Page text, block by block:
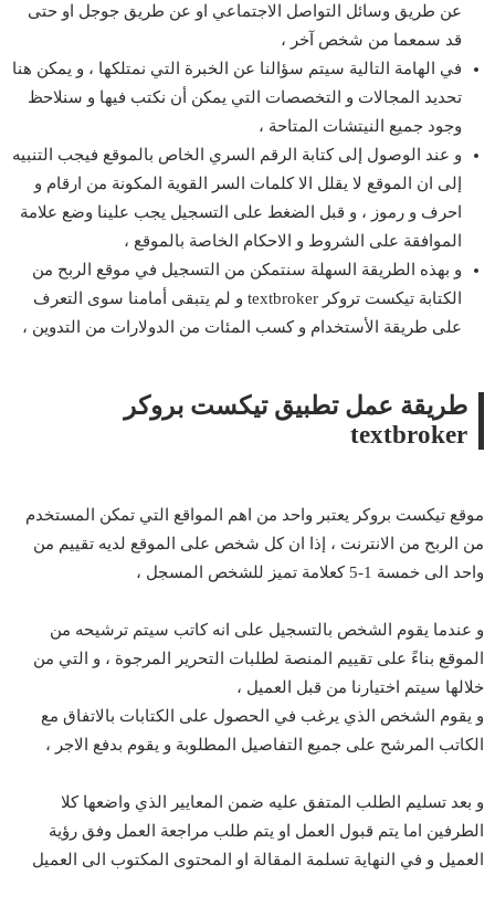
عن طريق وسائل التواصل الاجتماعي او عن طريق جوجل او حتى
قد سمعما من شخص آخر ،
في الهامة التالية سيتم سؤالنا عن الخبرة التي نمتلكها ، و يمكن هنا
تحديد المجالات و التخصصات التي يمكن أن نكتب فيها و سنلاحظ
وجود جميع النيتشات المتاحة ،
و عند الوصول إلى كتابة الرقم السري الخاص بالموقع فيجب التنبيه
إلى ان الموقع لا يقلل الا كلمات السر القوية المكونة من ارقام و
احرف و رموز ، و قبل الضغط على التسجيل يجب علينا وضع علامة
الموافقة على الشروط و الاحكام الخاصة بالموقع ،
و بهذه الطريقة السهلة سنتمكن من التسجيل في موقع الربح من
الكتابة تيكست تروكر textbroker و لم يتبقى أمامنا سوى التعرف
على طريقة الأستخدام و كسب المئات من الدولارات من التدوين ،
طريقة عمل تطبيق تيكست بروكر
textbroker
موقع تيكست بروكر يعتبر واحد من اهم المواقع التي تمكن المستخدم
من الربح من الانترنت ، إذا ان كل شخص على الموقع لديه تقييم من
واحد الى خمسة 1-5 كعلامة تميز للشخص المسجل ،
و عندما يقوم الشخص بالتسجيل على انه كاتب سيتم ترشيحه من
الموقع بناءً على تقييم المنصة لطلبات التحرير المرجوة ، و التي من
خلالها سيتم اختيارنا من قبل العميل ،
و يقوم الشخص الذي يرغب في الحصول على الكتابات بالاتفاق مع
الكاتب المرشح على جميع التفاصيل المطلوبة و يقوم بدفع الاجر ،
و بعد تسليم الطلب المتفق عليه ضمن المعايير الذي واضعها كلا
الطرفين اما يتم قبول العمل او يتم طلب مراجعة العمل وفق رؤية
العميل و في النهاية تسلمة المقالة او المحتوى المكتوب الى العميل